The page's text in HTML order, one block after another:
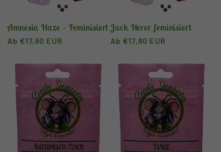
Amnesia Haze - Feminisiert
Normaler
Ab €17,90 EUR
Jack Herer feminisiert
Normaler
Ab €17,90 EUR